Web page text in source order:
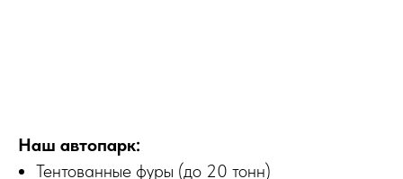
Наш автопарк:
Тентованные фуры (до 20 тонн)